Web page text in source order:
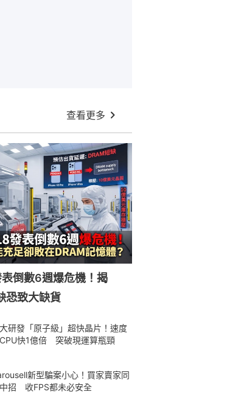
查看更多
倒數6週爆危機！揭
恐致大缺貨
研發「原子級」超快晶片！速度
快1億倍 突破現運算瓶頸
新型騙案小心！買家賣家同
招 收FPS都未必安全